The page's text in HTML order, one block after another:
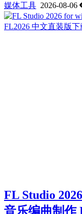
媒体工具 2026-08-06
FL Studio
音乐编曲制作